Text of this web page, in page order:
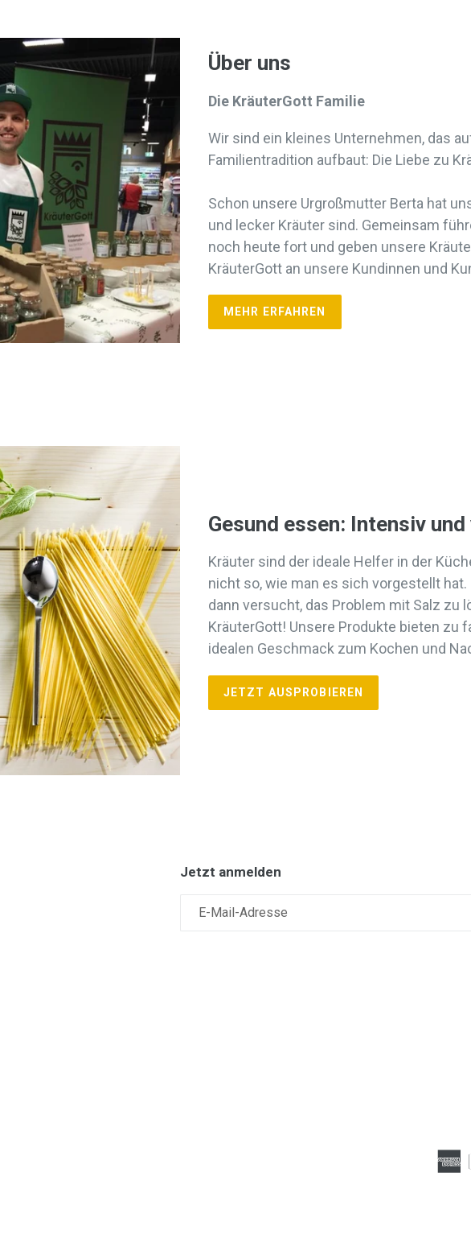
Über uns
Die KräuterGott Familie
Wir sind ein kleines Unternehmen, das
Familientradition aufbaut: Die Liebe zu
Schon unsere Urgroßmutter Berta hat
und lecker Kräuter sind. Gemeinsam
noch heute fort und geben unsere
KräuterGott an unsere Kundinnen und
MEHR ERFAHREN
Gesund essen: Intensiv
Kräuter sind der ideale Helfer in der
nicht so, wie man es sich vorgestellt
dann versucht, das Problem mit Salz zu
KräuterGott! Unsere Produkte bieten zu
idealen Geschmack zum Kochen und
JETZT AUSPROBIEREN
Jetzt anmelden